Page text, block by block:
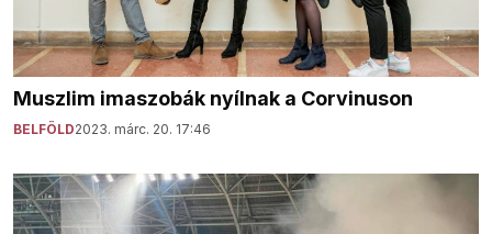
Muszlim imaszobák nyílnak a Corvinuson
BELFÖLD2023. márc. 20. 17:46